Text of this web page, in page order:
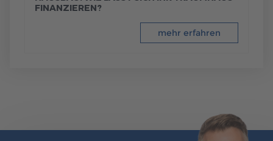
FINANZIEREN?
mehr erfahren